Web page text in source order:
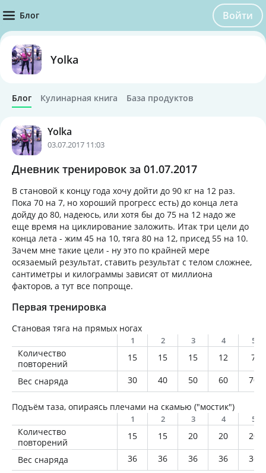
Блог Войти
Yolka
Блог Кулинарная книга База продуктов
Yolka
03.07.2017 11:03
Дневник тренировок за 01.07.2017
В становой к концу года хочу дойти до 90 кг на 12 раз.
Пока 70 на 7, но хороший прогресс есть) до конца лета
дойду до 80, надеюсь, или хотя бы до 75 на 12 надо же
еще время на циклирование заложить. Итак три цели до
конца лета - жим 45 на 10, тяга 80 на 12, присед 55 на 10.
Зачем мне такие цели - ну это по крайней мере
осязаемый результат, ставить результат с телом сложнее,
сантиметры и килограммы зависят от миллиона
факторов, а тут все попроще.
Первая тренировка
Становая тяга на прямых ногах
1 2 3 4 5
Количество
повторений
15 15 15 12 7
Вес снаряда 30 40 50 60 70
Подъём таза, опираясь плечами на скамью ("мостик")
1 2 3 4 5
Количество
повторений
15 15 20 20 20
Вес снаряда 36 36 36 36 36